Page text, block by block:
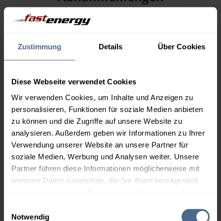
Zustimmung Details Über Cookies
Diese Webseite verwendet Cookies
Wir verwenden Cookies, um Inhalte und Anzeigen zu
personalisieren, Funktionen für soziale Medien anbieten
zu können und die Zugriffe auf unsere Website zu
analysieren. Außerdem geben wir Informationen zu Ihrer
Verwendung unserer Website an unsere Partner für
soziale Medien, Werbung und Analysen weiter. Unsere
Partner führen diese Informationen möglicherweise mit
weiteren Daten zusammen, die Sie ihnen bereitgestellt
Notwendig
161,70 €
3.000 Liter
159,03 €
159,63 €
158,11 €
Preise für Heizöl in Standardqualität nach Ö-Norm C 1109 in € / 100